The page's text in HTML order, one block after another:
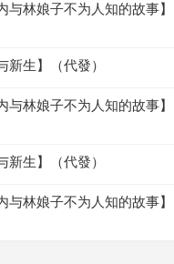
与林娘子不为人知的故事】
新生】（代發）
与林娘子不为人知的故事】
新生】（代發）
与林娘子不为人知的故事】